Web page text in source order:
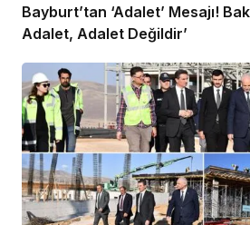
Bayburt’tan ‘Adalet’ Mesajı!
Adalet, Adalet Değildir’